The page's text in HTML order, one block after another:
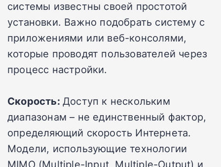
системы известны своей простотой
установки. Важно подобрать систему с
приложениями или веб-консолями,
которые проводят пользователей через
процесс настройки.
Скорость: Доступ к нескольким
диапазонам – не единственный фактор,
определяющий скорость Интернета.
Модели, использующие технологии
MIMO (Multiple-Input, Multiple-Output) и